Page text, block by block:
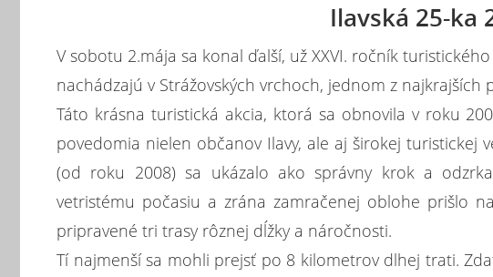
Ilavská 25-ka
V sobotu 2.mája sa konal ďalší, už XXVI. ročník
nachádzajú v Strážovských vrchoch, jednom z najkrajších
Táto krásna turistická akcia, ktorá sa obnovila v roku
povedomia nielen občanov Ilavy, ale aj širokej turistickej
(od roku 2008) sa ukázalo ako správny krok a
vetristému počasiu a zrána zamračenej oblohe prišlo
pripravené tri trasy rôznej dĺžky a náročnosti.
Tí najmenší sa mohli prejsť po 8 kilometrov dlhej trati.